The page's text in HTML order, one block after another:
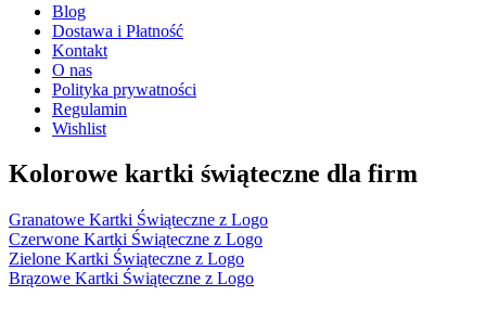
Blog
Dostawa i Płatność
Kontakt
O nas
Polityka prywatności
Regulamin
Wishlist
Kolorowe kartki świąteczne dla firm
Granatowe Kartki Świąteczne z Logo
Czerwone Kartki Świąteczne z Logo
Zielone Kartki Świąteczne z Logo
Brązowe Kartki Świąteczne z Logo